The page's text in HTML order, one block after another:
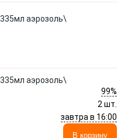
аэрозоль\
аэрозоль\
99%
2 шт.
завтра в 16:00
В корзину